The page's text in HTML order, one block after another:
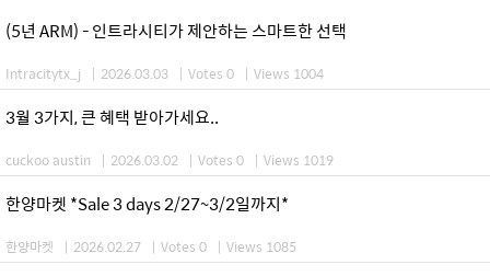
(5년 ARM) - 인트라시티가 제안하는 스마트한 선택
Intracitytx_j | 2026.03.03 | Votes 0 | Views 1004
3월 3가지, 큰 혜택 받아가세요..
cuckoo austin | 2026.03.02 | Votes 0 | Views 1019
한양마켓 *Sale 3 days 2/27~3/2일까지*
한양마켓 | 2026.02.27 | Votes 0 | Views 1085